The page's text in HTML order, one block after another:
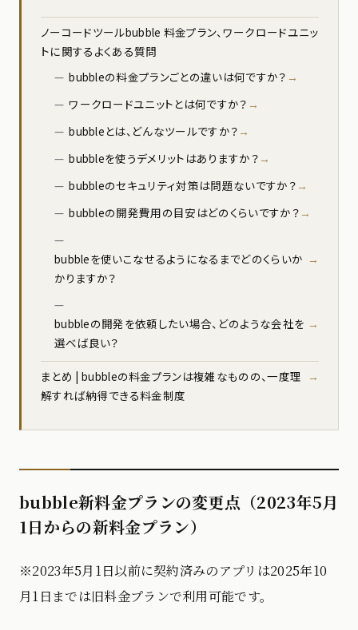
ノーコードツールbubble 料金プラン、ワークロードユニッ
トに関するよくある質問
bubbleの料金プランごとの違いは何ですか？
ワークロードユニットとは何ですか？
bubbleとは、どんなツールですか？
bubbleを使うデメリットはありますか？
bubbleのセキュリティ対策は問題ないですか？
bubbleの開発費用の目安はどのくらいですか？
bubbleを使いこなせるようになるまでどのくらいか
かりますか？
bubbleの開発を依頼したい場合、どのような会社を
選べば良い？
まとめ | bubbleの料金プランは複雑なものの、一度理
解すれば納得できる料金制度
bubble新料金プランの変更点（2023年5月
1日からの新料金プラン）
※2023年5月1日以前に契約済みのアプリは2025年10
月1日までは旧料金プランで利用可能です。